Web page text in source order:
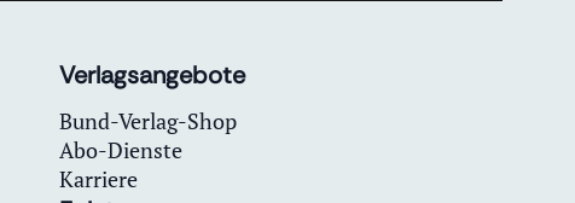
Verlagsangebote
Bund-Verlag-Shop
Abo-Dienste
Karriere